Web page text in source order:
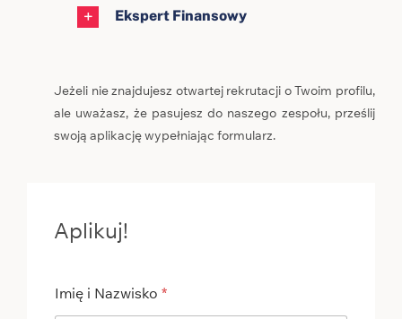
Ekspert Finansowy
Jeżeli nie znajdujesz otwartej rekrutacji o Twoim profilu,
ale uważasz, że pasujesz do naszego zespołu, prześlij
swoją aplikację wypełniając formularz.
Aplikuj!
Imię i Nazwisko *